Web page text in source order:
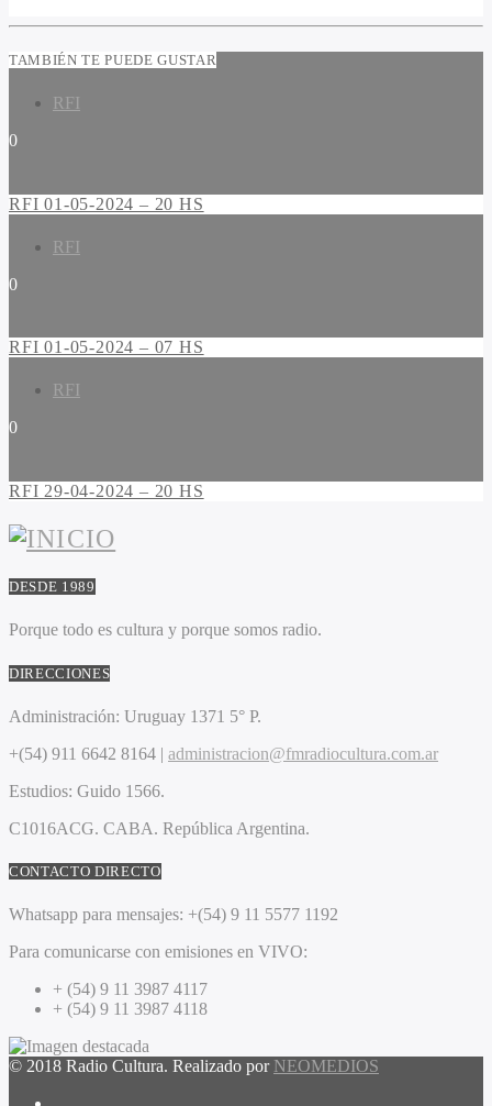
TAMBIÉN TE PUEDE GUSTAR
RFI
0
RFI 01-05-2024 – 20 HS
RFI
0
RFI 01-05-2024 – 07 HS
RFI
0
RFI 29-04-2024 – 20 HS
DESDE 1989
Porque todo es cultura y porque somos radio.
DIRECCIONES
Administración: Uruguay 1371 5° P.
+(54) 911 6642 8164 | administracion@fmradiocultura.com.ar
Estudios: Guido 1566.
C1016ACG. CABA. República Argentina.
CONTACTO DIRECTO
Whatsapp para mensajes: +(54) 9 11 5577 1192
Para comunicarse con emisiones en VIVO:
+ (54) 9 11 3987 4117
+ (54) 9 11 3987 4118
© 2018 Radio Cultura. Realizado por NEOMEDIOS